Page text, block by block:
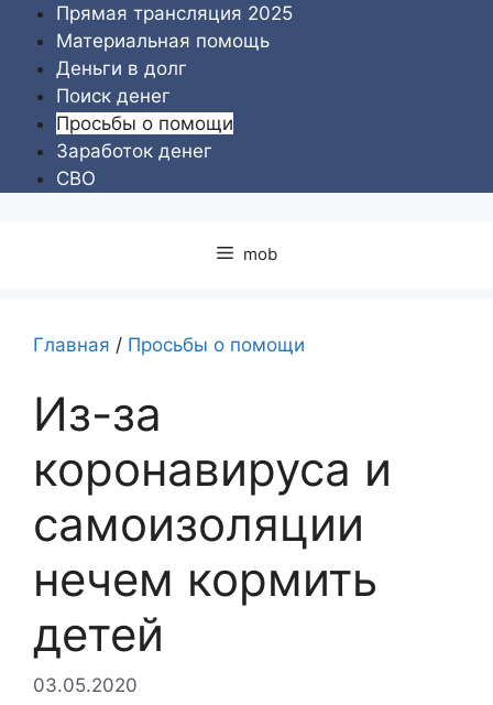
Перейти
содержимому
Прямая трансляция 2025
Материальная помощь
Деньги в долг
Поиск денег
Просьбы о помощи
Заработок денег
СВО
mob
Главная / Просьбы о помощи
Из-за
коронавируса и
самоизоляции
нечем кормить
детей
03.05.2020